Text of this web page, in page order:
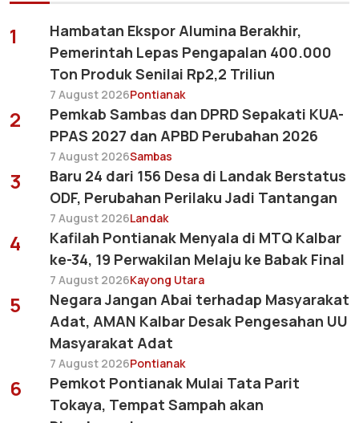
1
Hambatan Ekspor Alumina Berakhir,
Pemerintah Lepas Pengapalan 400.000
Ton Produk Senilai Rp2,2 Triliun
7 August 2026Pontianak
2
Pemkab Sambas dan DPRD Sepakati KUA-
PPAS 2027 dan APBD Perubahan 2026
7 August 2026Sambas
3
Baru 24 dari 156 Desa di Landak Berstatus
ODF, Perubahan Perilaku Jadi Tantangan
7 August 2026Landak
4
Kafilah Pontianak Menyala di MTQ Kalbar
ke-34, 19 Perwakilan Melaju ke Babak Final
7 August 2026Kayong Utara
5
Negara Jangan Abai terhadap Masyarakat
Adat, AMAN Kalbar Desak Pengesahan UU
Masyarakat Adat
7 August 2026Pontianak
6
Pemkot Pontianak Mulai Tata Parit
Tokaya, Tempat Sampah akan